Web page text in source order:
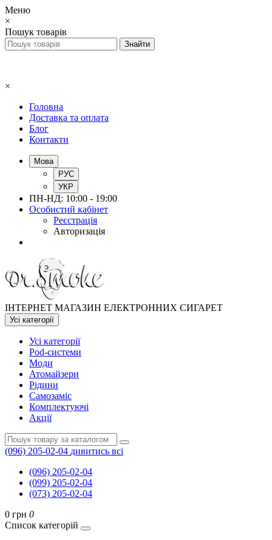
Меню
×
Пошук товарів
×
Головна
Доставка та оплата
Блог
Контакти
Мова
РУС
УКР
ПН-НД: 10:00 - 19:00
Особистий кабінет
Реєстрація
Авторизація
ІНТЕРНЕТ МАГАЗИН ЕЛЕКТРОННИХ СИГАРЕТ
Усі категорії
Усі категорії
Pod-системи
Моди
Атомайзери
Рідини
Самозаміс
Комплектуючі
Акції
(096) 205-02-04 дивитись всі
(096) 205-02-04
(099) 205-02-04
(073) 205-02-04
0 грн 0
Список категорій